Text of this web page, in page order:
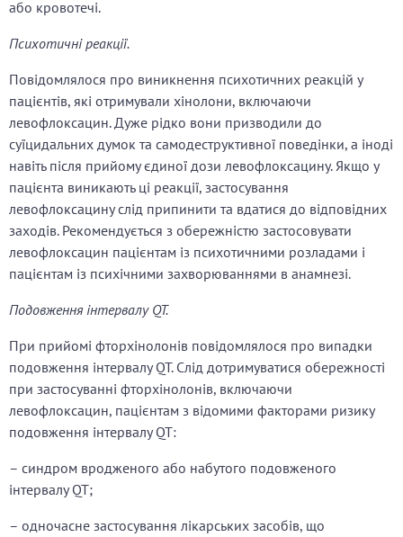
або кровотечі.
Психотичні реакції.
Повідомлялося про виникнення психотичних реакцій у
пацієнтів, які отримували хінолони, включаючи
левофлоксацин. Дуже рідко вони призводили до
суїцидальних думок та самодеструктивної поведінки, а іноді
навіть після прийому єдиної дози левофлоксацину. Якщо у
пацієнта виникають ці реакції, застосування
левофлоксацину слід припинити та вдатися до відповідних
заходів. Рекомендується з обережністю застосовувати
левофлоксацин пацієнтам із психотичними розладами і
пацієнтам із психічними захворюваннями в анамнезі.
Подовження інтервалу QT.
При прийомі фторхінолонів повідомлялося про випадки
подовження інтервалу QT. Слід дотримуватися обережності
при застосуванні фторхінолонів, включаючи
левофлоксацин, пацієнтам з відомими факторами ризику
подовження інтервалу QT:
– синдром вродженого або набутого подовженого
інтервалу QT;
– одночасне застосування лікарських засобів, що